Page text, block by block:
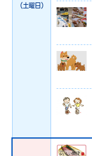
（土曜日）